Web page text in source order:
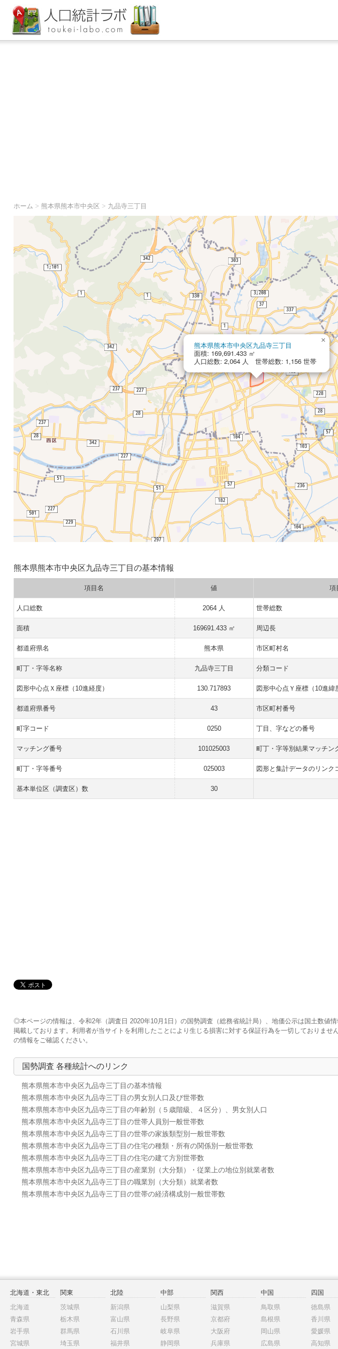
ホーム > 熊本県熊本市中央区 > 九品寺三丁目
熊本県熊本市中央区九品寺三丁目
面積: 169,691.433 ㎡
人口総数: 2,064 人 世帯総数: 1,156 世帯
×
熊本県熊本市中央区九品寺三丁目の基本情報
項目名 値 項
人口総数 2064 人 世帯総数
面積 169691.433 ㎡ 周辺長
都道府県名 熊本県 市区町村名
町丁・字等名称 九品寺三丁目 分類コード
図形中心点Ｘ座標（10進経度） 130.717893 図形中心点Ｙ座標（10進緯
都道府県番号 43 市区町村番号
町字コード 0250 丁目、字などの番号
マッチング番号 101025003 町丁・字等別結果マッチン
町丁・字等番号 025003 図形と集計データのリンク
基本単位区（調査区）数 30
◎本ページの情報は、令和2年（調査日 2020年10月1日）の国勢調査（総務省統計局）、地価公示は国土数値
掲載しております。利用者が当サイトを利用したことにより生じる損害に対する保証行為を一切しておりま
の情報をご確認ください。
国勢調査 各種統計へのリンク
熊本県熊本市中央区九品寺三丁目の基本情報
熊本県熊本市中央区九品寺三丁目の男女別人口及び世帯数
熊本県熊本市中央区九品寺三丁目の年齢別（５歳階級、４区分）、男女別人口
熊本県熊本市中央区九品寺三丁目の世帯人員別一般世帯数
熊本県熊本市中央区九品寺三丁目の世帯の家族類型別一般世帯数
熊本県熊本市中央区九品寺三丁目の住宅の種類・所有の関係別一般世帯数
熊本県熊本市中央区九品寺三丁目の住宅の建て方別世帯数
熊本県熊本市中央区九品寺三丁目の産業別（大分類）・従業上の地位別就業者数
熊本県熊本市中央区九品寺三丁目の職業別（大分類）就業者数
熊本県熊本市中央区九品寺三丁目の世帯の経済構成別一般世帯数
北海道・東北
北海道
青森県
岩手県
宮城県
関東
茨城県
栃木県
群馬県
埼玉県
北陸
新潟県
富山県
石川県
福井県
中部
山梨県
長野県
岐阜県
静岡県
関西
滋賀県
京都府
大阪府
兵庫県
中国
鳥取県
島根県
岡山県
広島県
四国
徳島県
香川県
愛媛県
高知県